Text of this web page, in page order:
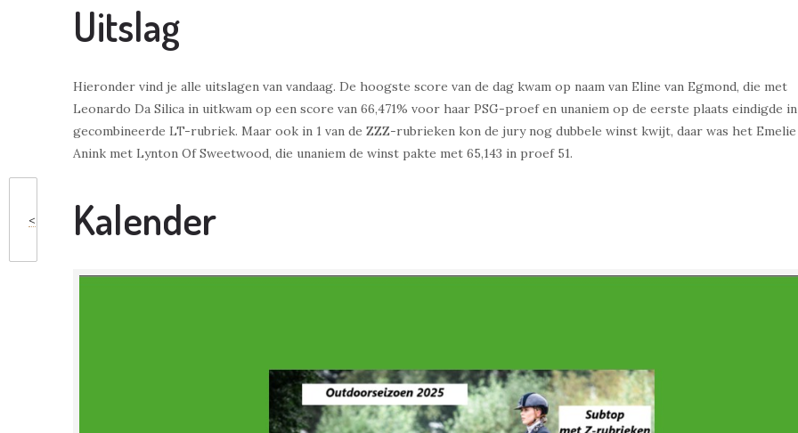
<
Uitslag
Hieronder vind je alle uitslagen van vandaag. De hoogste score van de dag kwam op naam van Eline van Egmond, die met
Leonardo Da Silica in uitkwam op een score van 66,471% voor haar PSG-proef en unaniem op de eerste plaats eindigde
gecombineerde LT-rubriek. Maar ook in 1 van de ZZZ-rubrieken kon de jury nog dubbele winst kwijt, daar was het Emelie
Anink met Lynton Of Sweetwood, die unaniem de winst pakte met 65,143 in proef 51.
Kalender